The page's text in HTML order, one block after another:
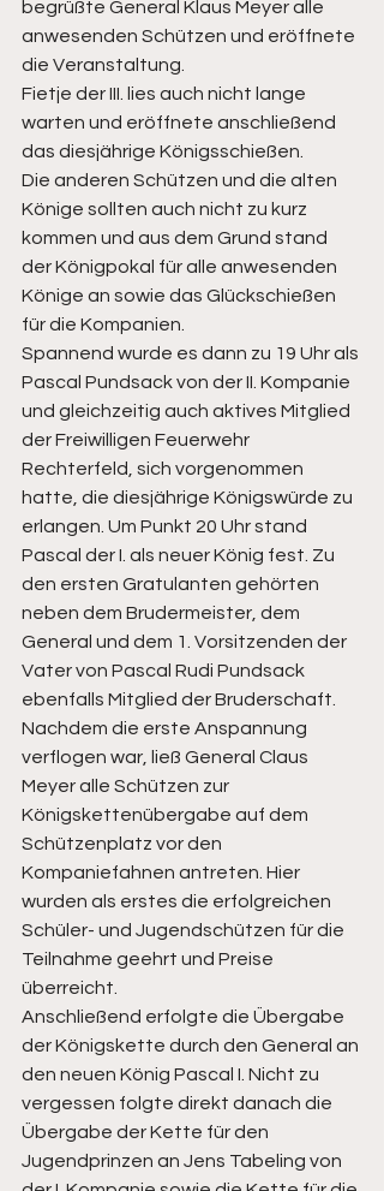
begrüßte General Klaus Meyer alle
anwesenden Schützen und eröffnete
die Veranstaltung.
Fietje der III. lies auch nicht lange
warten und eröffnete anschließend
das diesjährige Königsschießen.
Die anderen Schützen und die alten
Könige sollten auch nicht zu kurz
kommen und aus dem Grund stand
der Königpokal für alle anwesenden
Könige an sowie das Glückschießen
für die Kompanien.
Spannend wurde es dann zu 19 Uhr als
Pascal Pundsack von der II. Kompanie
und gleichzeitig auch aktives Mitglied
der Freiwilligen Feuerwehr
Rechterfeld, sich vorgenommen
hatte, die diesjährige Königswürde zu
erlangen. Um Punkt 20 Uhr stand
Pascal der I. als neuer König fest. Zu
den ersten Gratulanten gehörten
neben dem Brudermeister, dem
General und dem 1. Vorsitzenden der
Vater von Pascal Rudi Pundsack
ebenfalls Mitglied der Bruderschaft.
Nachdem die erste Anspannung
verflogen war, ließ General Claus
Meyer alle Schützen zur
Königskettenübergabe auf dem
Schützenplatz vor den
Kompaniefahnen antreten. Hier
wurden als erstes die erfolgreichen
Schüler- und Jugendschützen für die
Teilnahme geehrt und Preise
überreicht.
Anschließend erfolgte die Übergabe
der Königskette durch den General an
den neuen König Pascal I. Nicht zu
vergessen folgte direkt danach die
Übergabe der Kette für den
Jugendprinzen an Jens Tabeling von